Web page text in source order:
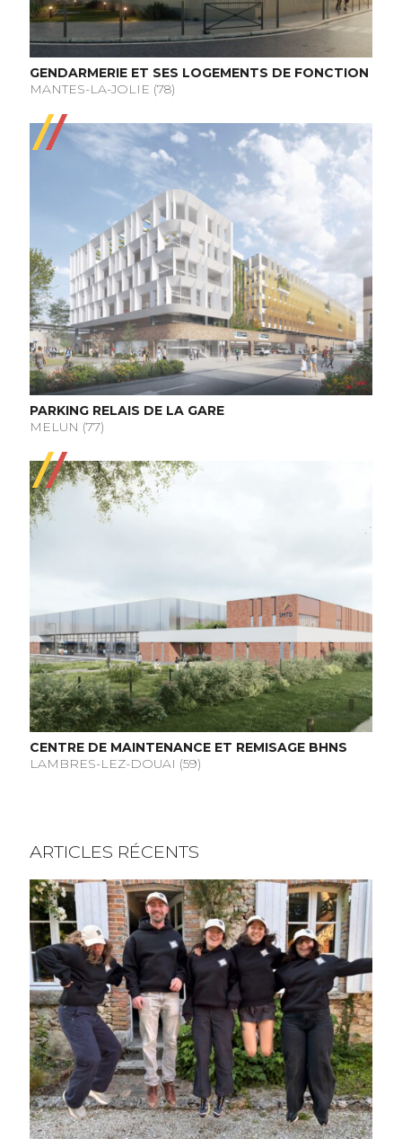
GENDARMERIE ET SES LOGEMENTS DE FONCTION
MANTES-LA-JOLIE (78)
PARKING RELAIS DE LA GARE
MELUN (77)
CENTRE DE MAINTENANCE ET REMISAGE BHNS
LAMBRES-LEZ-DOUAI (59)
ARTICLES RÉCENTS